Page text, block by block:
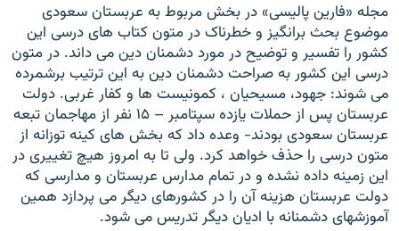
مجله «فارین پالیسی» در بخش مربوط به عربستان سعودی
موضوع بحث برانگیز و خطرناک در متون کتاب های درسی این
کشور را تفسیر و توضیح در مورد دشمنان دین می داند. در متون
درسی این کشور به صراحت دشمنان دین به این ترتیب برشمرده
می شوند: جهود، مسیحیان ، کمونیست ها و کفار غربی. دولت
عربستان پس از حملات یازده سپتامبر – ۱۵ نفر از مهاجمان تبعه
عربستان سعودی بودند- وعده داد که بخش های کینه توزانه از
متون درسی را حذف خواهد کرد. ولی تا به امروز هیچ تغییری در
این زمینه داده نشده و در تمام مدارس عربستان و مدارسی که
دولت عربستان هزینه آن را در کشورهای دیگر می پردازد همین
آموزشهای دشمنانه با ادیان دیگر تدریس می شود.